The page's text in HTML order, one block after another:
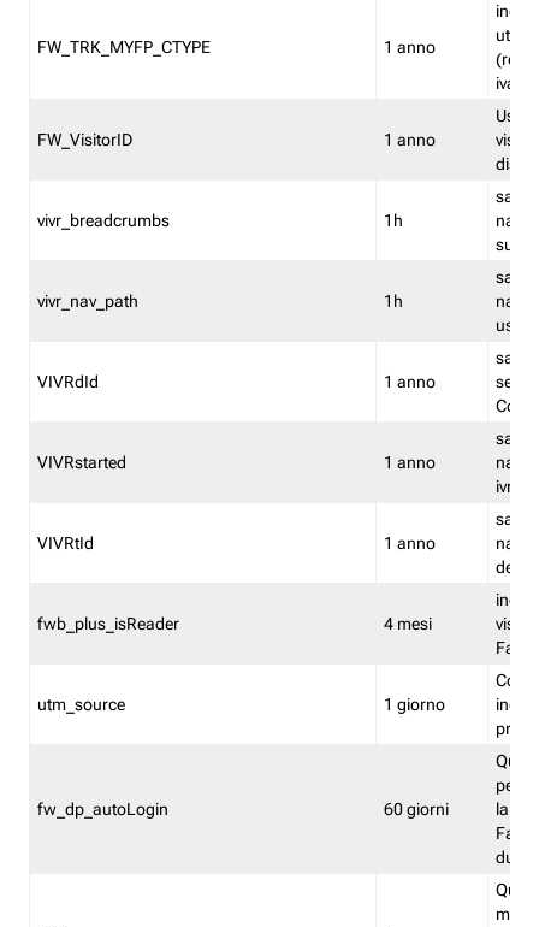
FW_TRK_MYFP_CTYPE 1 anno
iva/
FW_VisitorID 1 anno
vivr_breadcrumbs 1h
salva
su
vivr_nav_path 1h
salva
VIVRdId 1 anno
salva
Convy
VIVRstarted 1 anno
salva
ivr
VIVRtId 1 anno
salva
del
fwb_plus_isReader 4 mesi
utm_source 1 giorno
fw_dp_autoLogin 60 giorni
la